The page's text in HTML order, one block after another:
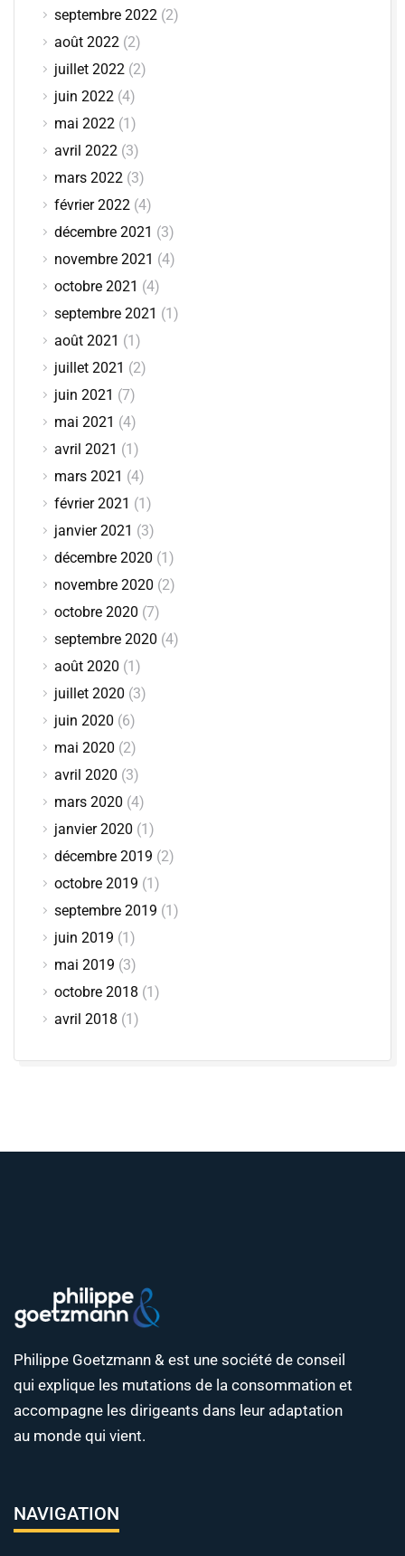
septembre 2022 (2)
août 2022 (2)
juillet 2022 (2)
juin 2022 (4)
mai 2022 (1)
avril 2022 (3)
mars 2022 (3)
février 2022 (4)
décembre 2021 (3)
novembre 2021 (4)
octobre 2021 (4)
septembre 2021 (1)
août 2021 (1)
juillet 2021 (2)
juin 2021 (7)
mai 2021 (4)
avril 2021 (1)
mars 2021 (4)
février 2021 (1)
janvier 2021 (3)
décembre 2020 (1)
novembre 2020 (2)
octobre 2020 (7)
septembre 2020 (4)
août 2020 (1)
juillet 2020 (3)
juin 2020 (6)
mai 2020 (2)
avril 2020 (3)
mars 2020 (4)
janvier 2020 (1)
décembre 2019 (2)
octobre 2019 (1)
septembre 2019 (1)
juin 2019 (1)
mai 2019 (3)
octobre 2018 (1)
avril 2018 (1)
Philippe Goetzmann & est une société de conseil
qui explique les mutations de la consommation et
accompagne les dirigeants dans leur adaptation
au monde qui vient.
NAVIGATION